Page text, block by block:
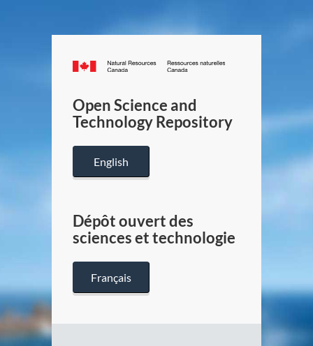
Canada.ca
/
Canada
Open Science and
Technology Repository
English
Dépôt ouvert des
sciences et technologie
Français